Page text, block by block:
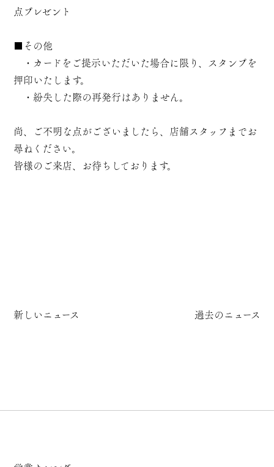
点プレゼント
■その他
・カードをご提示いただいた場合に限り、スタンプを
押印いたします。
・紛失した際の再発行はありません。
尚、ご不明な点がございましたら、店舗スタッフまでお
尋ねください。
皆様のご来店、お待ちしております。
新しいニュース 過去のニュース